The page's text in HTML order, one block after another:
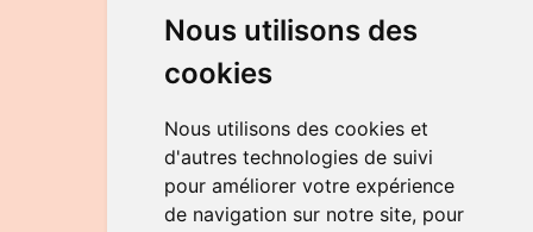
Nous utilisons des
cookies
Nous utilisons des cookies et
d'autres technologies de suivi
pour améliorer votre expérience
de navigation sur notre site, pour
DU LUNDI AU VENDREDI
de 9h à 12h30 et de 14h à 18h
LE SAMEDI
de 9h à 12h30
NOUS CONTACTER